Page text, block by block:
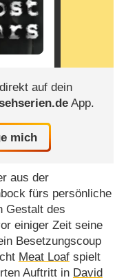
auf dein
App.
mich
aus der
fürs persönliche
Gestalt des
einiger Zeit seine
Besetzungscoup
Meat Loafspielt
Auftritt in David